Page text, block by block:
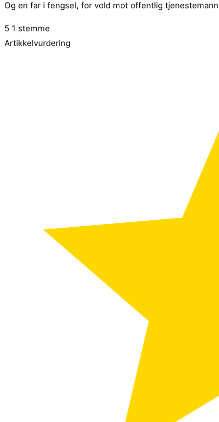
Og en far i fengsel, for vold mot offentlig
5 1 stemme
Artikkelvurdering